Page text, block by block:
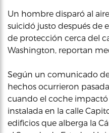
Un hombre disparó al
suicidó justo después de
de protección cerca del
Washington, reportan
Según un comunicado
hechos ocurrieron
cuando el coche
instalada en la calle
edificios que alberga la